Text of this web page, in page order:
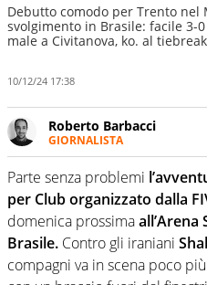
Debutto comodo per Trento
svolgimento in Brasile: facile 3-
male a Civitanova, ko. al tiebreak
10/12/24 17:38
Roberto Barbacci
GIORNALISTA
Giornalista (pubblicista)
tuttologo di Virgilio Sport.
scherma, di volley o di
Parte senza problemi
per Club organizzato dalla
domenica prossimaall’Arena
Brasile. Contro gli iraniani
compagni va in scena poco